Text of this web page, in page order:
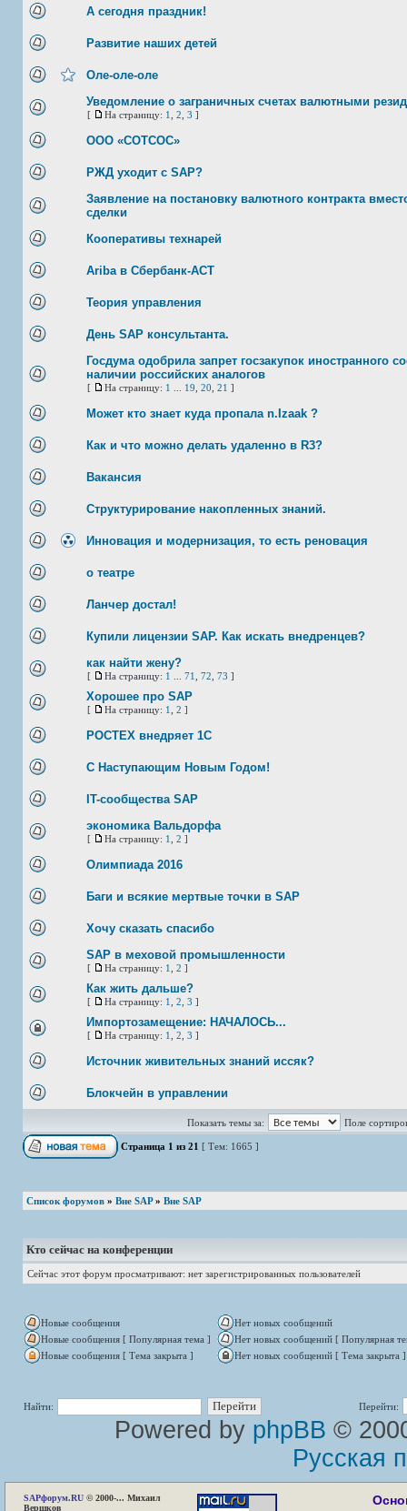
А сегодня праздник!
Развитие наших детей
Оле-оле-оле
Уведомление о заграничных счетах валютными
[ На страницу: 1 2 3 ]
ООО «СОТСОС»
РЖД уходит с SAP?
Заявление на постановку валютного контракта
сделки
Кооперативы технарей
Ariba в Сбербанк-АСТ
Теория управления
День SAP консультанта.
Госдума одобрила запрет госзакупок иностранного
наличии российских аналогов
[ На страницу: 1 19 20 21 ]
Может кто знает куда пропала n.Izaak ?
Как и что можно делать удаленно в R3?
Вакансия
Структурирование накопленных знаний.
Инновация и модернизация, то есть реновация
о театре
Ланчер достал!
Купили лицензии SAP. Как искать внедренцев?
как найти жену?
[ На страницу: 1 71 72 73 ]
Хорошее про SAP
[ На страницу: 1 2 ]
РОСТЕХ внедряет 1С
С Наступающим Новым Годом!
IT-сообщества SAP
экономика Вальдорфа
[ На страницу: 1 2 ]
Олимпиада 2016
Баги и всякие мертвые точки в SAP
Хочу сказать спасибо
SAP в меховой промышленности
[ На страницу: 1 2 ]
Как жить дальше?
[ На страницу: 1 2 3 ]
Импортозамещение: НАЧАЛОСЬ...
[ На страницу: 1 2 3 ]
Источник живительных знаний иссяк?
Блокчейн в управлении
Показать темы за: Поле
Страница 1 из 21 [ Тем: 1665 ]
Список форумов » Вне SAP» Вне SAP
Кто сейчас на конференции
Сейчас этот форум просматривают: нет зарегистрированных пользователей
Новые сообщения
Нет новых сообщений
Новые сообщения [ Популярная тема ]
Нет новых сообщений [ Популярная
Новые сообщения [ Тема закрыта ]
Нет новых сообщений [ Тема закрыта ]
Найти: Перейти:
Powered by phpBB ©
Русская
SAPфорум.RU © 2000-... Михаил
Вершков